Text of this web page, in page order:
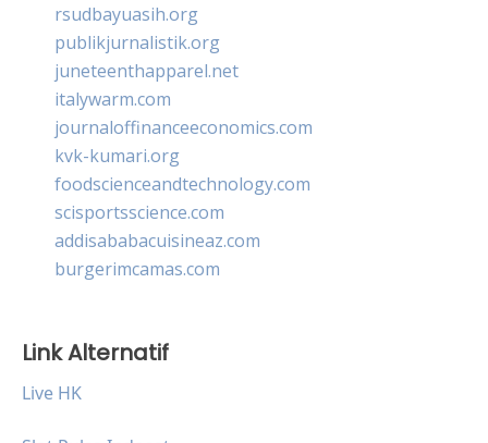
rsudbayuasih.org
publikjurnalistik.org
juneteenthapparel.net
italywarm.com
journaloffinanceeconomics.com
kvk-kumari.org
foodscienceandtechnology.com
scisportsscience.com
addisababacuisineaz.com
burgerimcamas.com
Link Alternatif
Live HK